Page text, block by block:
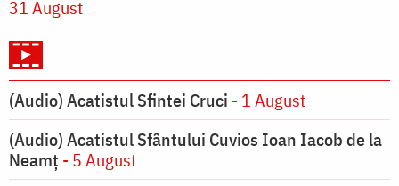
31 August
(Audio) Acatistul Sfintei Cruci - 1 August
(Audio) Acatistul Sfântului Cuvios Ioan Iacob de la
Neamț - 5 August